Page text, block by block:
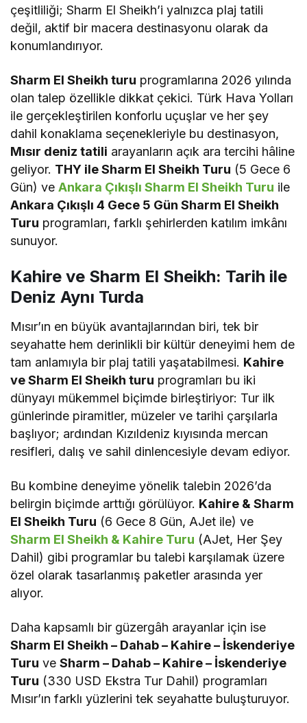
çeşitliliği; Sharm El Sheikh’i yalnızca plaj tatili
değil, aktif bir macera destinasyonu olarak da
konumlandırıyor.
Sharm El Sheikh turu programlarına 2026 yılında
olan talep özellikle dikkat çekici. Türk Hava Yolları
ile gerçekleştirilen konforlu uçuşlar ve her şey
dahil konaklama seçenekleriyle bu destinasyon,
Mısır deniz tatili arayanların açık ara tercihi hâline
geliyor. THY ile Sharm El Sheikh Turu (5 Gece 6
Gün) veAnkara Çıkışlı Sharm El Sheikh Turu ile
Ankara Çıkışlı 4 Gece 5 Gün Sharm El Sheikh
Turu programları, farklı şehirlerden katılım imkânı
sunuyor.
Kahire ve Sharm El Sheikh: Tarih ile
Deniz Aynı Turda
Mısır’ın en büyük avantajlarından biri, tek bir
seyahatte hem derinlikli bir kültür deneyimi hem de
tam anlamıyla bir plaj tatili yaşatabilmesi. Kahire
ve Sharm El Sheikh turu programları bu iki
dünyayı mükemmel biçimde birleştiriyor: Tur ilk
günlerinde piramitler, müzeler ve tarihi çarşılarla
başlıyor; ardından Kızıldeniz kıyısında mercan
resifleri, dalış ve sahil dinlencesiyle devam ediyor.
Bu kombine deneyime yönelik talebin 2026’da
belirgin biçimde arttığı görülüyor. Kahire & Sharm
El Sheikh Turu (6 Gece 8 Gün, AJet ile) ve
Sharm El Sheikh & Kahire Turu (AJet, Her Şey
Dahil) gibi programlar bu talebi karşılamak üzere
özel olarak tasarlanmış paketler arasında yer
alıyor.
Daha kapsamlı bir güzergâh arayanlar için ise
Sharm El Sheikh – Dahab – Kahire – İskenderiye
Turu veSharm – Dahab – Kahire – İskenderiye
Turu (330 USD Ekstra Tur Dahil) programları
Mısır’ın farklı yüzlerini tek seyahatte buluşturuyor.